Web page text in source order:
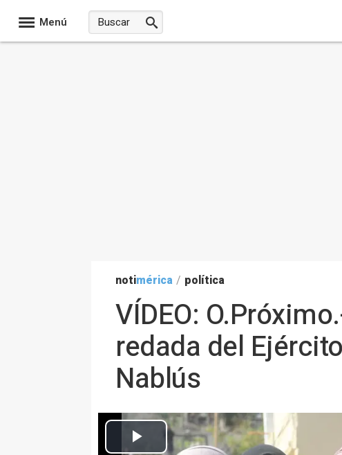
Menú
notimérica / política
VÍDEO:
redada del
Nablús
Archivo.- Nablús, en el
MADRID 26 Ene. (EUROPA PRESS